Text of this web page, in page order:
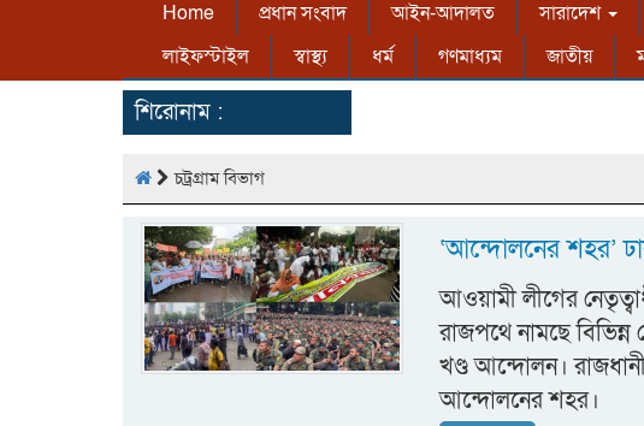
Home প্রধান সংবাদ আইন-আদালত সারাদেশ
লাইফস্টাইল
স্বাস্থ্য ধর্ম গণমাধ্যম জাতীয়
শিরোনাম :
চট্রগ্রাম বিভাগ
‘আন্দোলনের শহর’
আওয়ামী লীগের
রাজপথে নামছে বিভিন্ন
খণ্ড আন্দোলন।
আন্দোলনের শহর।